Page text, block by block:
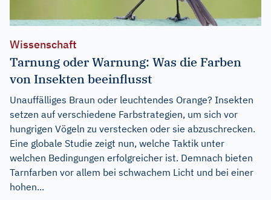
Wissenschaft
Tarnung oder Warnung: Was die Farben
von Insekten beeinflusst
Unauffälliges Braun oder leuchtendes Orange? Insekten
setzen auf verschiedene Farbstrategien, um sich vor
hungrigen Vögeln zu verstecken oder sie abzuschrecken.
Eine globale Studie zeigt nun, welche Taktik unter
welchen Bedingungen erfolgreicher ist. Demnach bieten
Tarnfarben vor allem bei schwachem Licht und bei einer
hohen...